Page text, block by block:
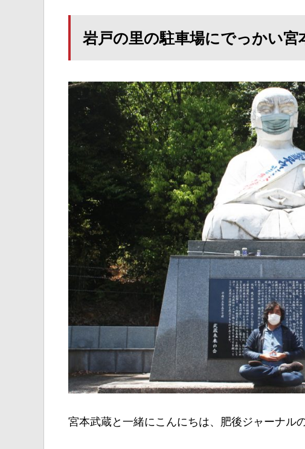
岩戸の里の駐車場にでっかい宮
宮本武蔵と一緒にこんにちは、肥後ジャーナル